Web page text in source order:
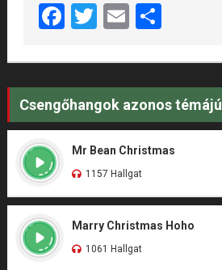
Facebook
Twitter
EmailShare
Csengőhangok azonos témájú
Mr Bean Christmas
1157 Hallgat
Marry Christmas Hoho
1061 Hallgat